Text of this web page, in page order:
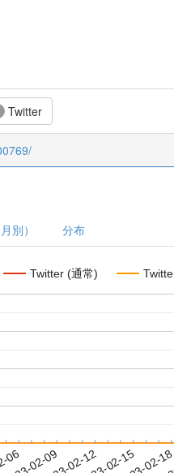
Twitter
別） 分布
Twitter (通常)